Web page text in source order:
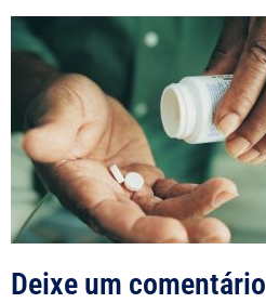
Deixe um comentário